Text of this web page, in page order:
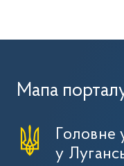
Мапа
Головне
у